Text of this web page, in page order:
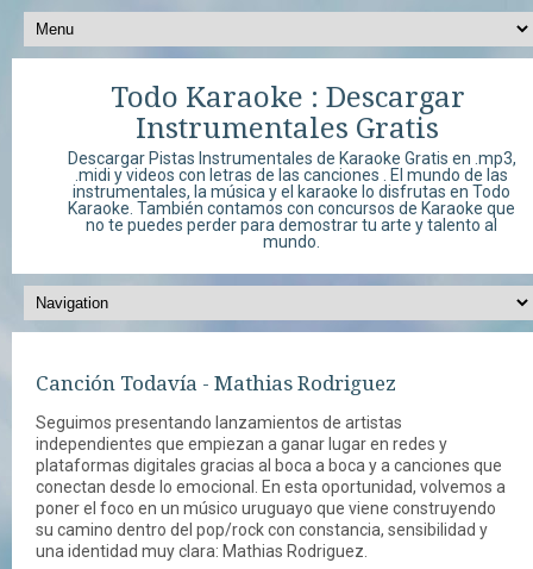
Todo Karaoke : Descargar
Instrumentales Gratis
Descargar Pistas Instrumentales de Karaoke Gratis en .mp3,
.midi y videos con letras de las canciones . El mundo de las
instrumentales, la música y el karaoke lo disfrutas en Todo
Karaoke. También contamos con concursos de Karaoke que
no te puedes perder para demostrar tu arte y talento al
mundo.
Canción Todavía - Mathias Rodriguez
Seguimos presentando lanzamientos de artistas
independientes que empiezan a ganar lugar en redes y
plataformas digitales gracias al boca a boca y a canciones que
conectan desde lo emocional. En esta oportunidad, volvemos a
poner el foco en un músico uruguayo que viene construyendo
su camino dentro del pop/rock con constancia, sensibilidad y
una identidad muy clara: Mathias Rodriguez.